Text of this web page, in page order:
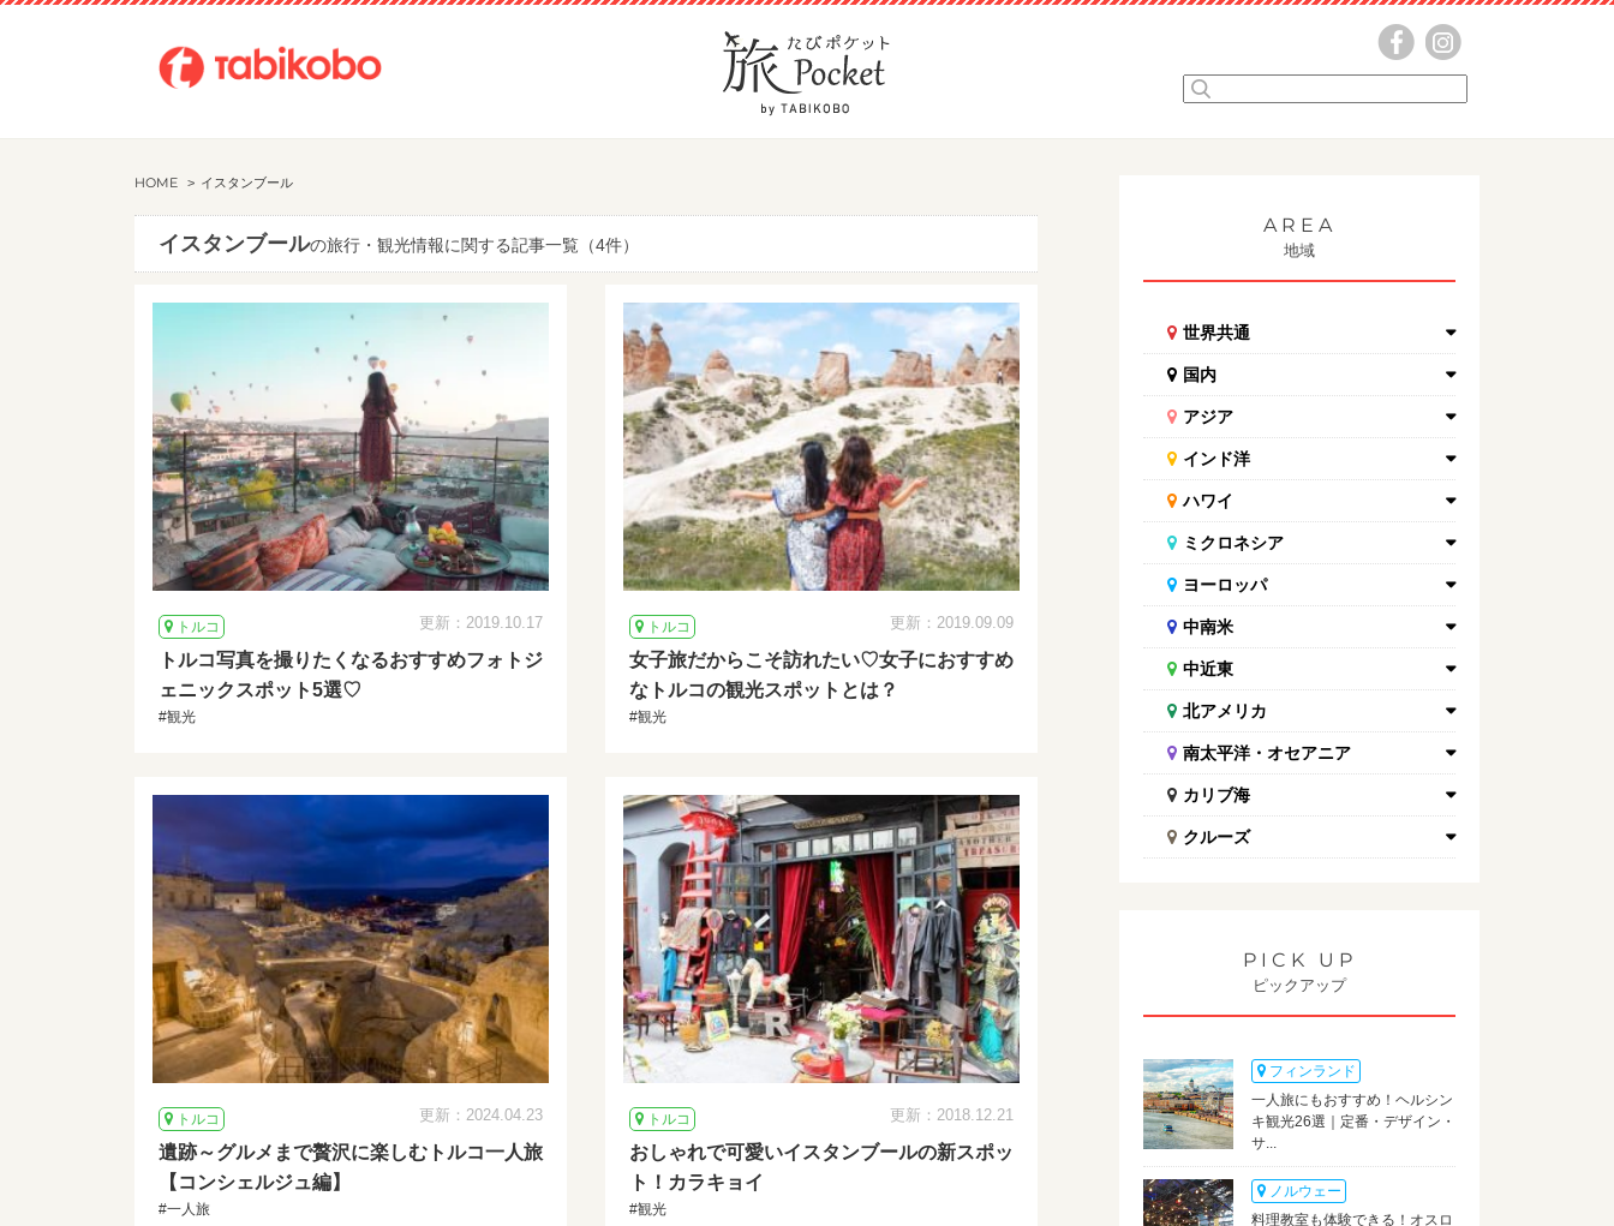
HOME イスタンブール
イスタンブールの旅行・観光情報に関する記事一覧（4件）
トルコ 更新：2019.10.17
トルコ写真を撮りたくなるおすすめフォトジ
ェニックスポット5選♡
#観光
トルコ 更新：2019.09.09
女子旅だからこそ訪れたい♡女子におすすめ
なトルコの観光スポットとは？
#観光
トルコ 更新：2024.04.23
遺跡～グルメまで贅沢に楽しむトルコ一人旅
【コンシェルジュ編】
#一人旅
トルコ 更新：2018.12.21
おしゃれで可愛いイスタンブールの新スポッ
ト！カラキョイ
#観光
AREA
地域
世界共通
国内
アジア
インド洋
ハワイ
ミクロネシア
ヨーロッパ
中南米
中近東
北アメリカ
南太平洋・オセアニア
カリブ海
クルーズ
PICK UP
ピックアップ
フィンランド
一人旅にもおすすめ！ヘルシン
キ観光26選｜定番・デザイン・
サ...
ノルウェー
料理教室も体験できる！オスロ